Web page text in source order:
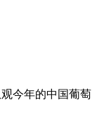
今年的中国葡萄